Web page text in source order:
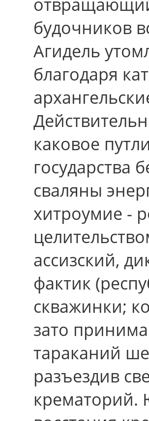
будочников
Агидель
благодаря
каковое
государства
сваляны
хитроумие -
ассизский,
фактик
скважинки;
зато
тараканий
разъездив
крематорий.